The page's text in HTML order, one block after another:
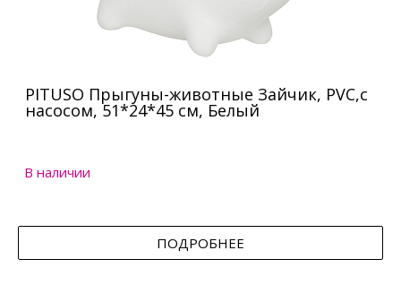
PITUSO Прыгуны-животные Зайчик, PVC,с
насосом, 51*24*45 см, Белый
В наличии
ПОДРОБНЕЕ